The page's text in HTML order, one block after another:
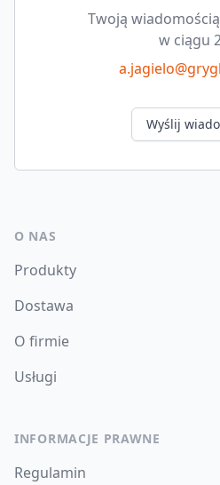
Twoją
w ciągu
Wyślij
O NAS
Produkty
Dostawa
O firmie
Usługi
INFORMACJE PRAWNE
Regulamin